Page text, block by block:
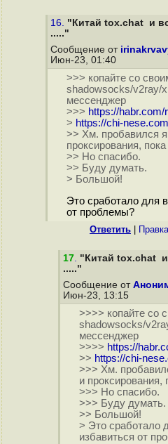
16. "Китай tox.chat и
....."
Сообщение от
Июн-23, 01:40
>>> копайте со
shadowsocks/v2ray/
мессенджер
>>> https://
> https://chi-nese.com
>> Хм. пробавился
проксирования,
>> Но спасибо.
>> Буду думать.
> Большой!
Это сработало для
от проблемы?
Ответить Правка
17. "Китай tox.chat
....."
Сообщение от
Июн-23, 13:15
>>>> копайте со
shadowsocks/
мессенджер
>>>> https://
>> https://chi-
>>> Хм.
и проксирования,
>>> Но спасибо.
>>> Буду думать.
>> Большой!
> Это сработало
избавиться от